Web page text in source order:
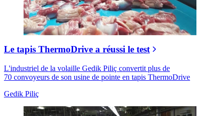
Le tapis ThermoDrive a réussi le test
L'industriel de la volaille Gedik Piliç convertit plus de
70 convoyeurs de son usine de pointe en tapis ThermoDrive
Gedik Piliç